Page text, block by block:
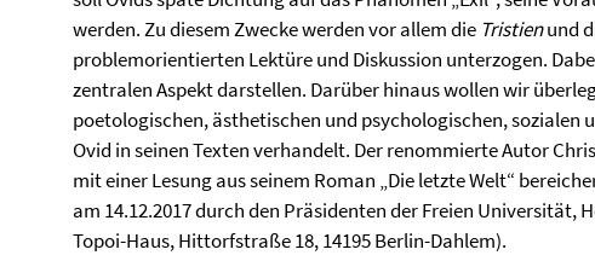
werden. Zu diesem Zwecke werden vor allem die Tristienund
problemorientierten Lektüre und Diskussion unterzogen.
zentralen Aspekt darstellen. Darüber hinaus wollen wir
poetologischen, ästhetischen und psychologischen, sozialen
Ovid in seinen Texten verhandelt. Der renommierte Autor
mit einer Lesung aus seinem Roman „Die letzte Welt“
am 14.12.2017 durch den Präsidenten der Freien Universität,
Topoi-Haus, Hittorfstraße 18, 14195 Berlin-Dahlem).